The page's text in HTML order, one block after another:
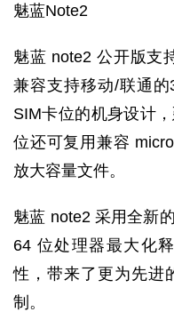
魅蓝Note2
魅蓝 note2 公开版支
兼容支持移动/联通
SIM卡位的机身设计
位还可复用兼容
放大容量文件。
魅蓝 note2 采用全新
64 位处理器最大化
性，带来了更为先进
制。